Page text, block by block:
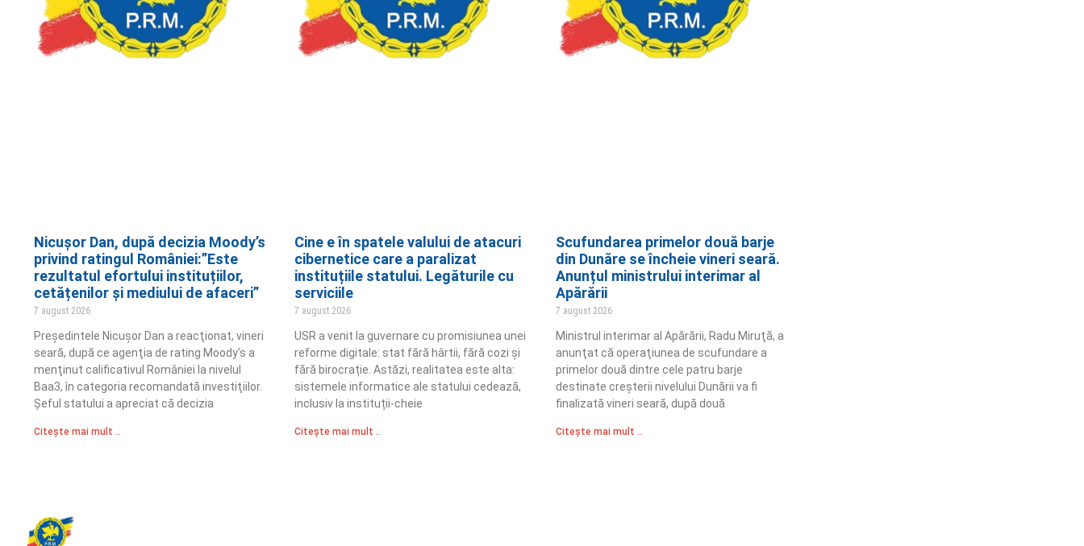
Nicușor Dan, după decizia Moody’s
privind ratingul României:”Este
rezultatul efortului instituțiilor,
cetățenilor și mediului de afaceri”
7 august 2026
Preşedintele Nicuşor Dan a reacţionat, vineri
seară, după ce agenţia de rating Moody’s a
menţinut calificativul României la nivelul
Baa3, în categoria recomandată investiţiilor.
Şeful statului a apreciat că decizia
Citește mai mult ..
Cine e în spatele valului de atacuri
cibernetice care a paralizat
instituțiile statului. Legăturile cu
serviciile
7 august 2026
USR a venit la guvernare cu promisiunea unei
reforme digitale: stat fără hârtii, fără cozi și
fără birocrație. Astăzi, realitatea este alta:
sistemele informatice ale statului cedează,
inclusiv la instituții-cheie
Citește mai mult ..
Scufundarea primelor două barje
din Dunăre se încheie vineri seară.
Anunțul ministrului interimar al
Apărării
7 august 2026
Ministrul interimar al Apărării, Radu Miruţă, a
anunţat că operaţiunea de scufundare a
primelor două dintre cele patru barje
destinate creşterii nivelului Dunării va fi
finalizată vineri seară, după două
Citește mai mult ..